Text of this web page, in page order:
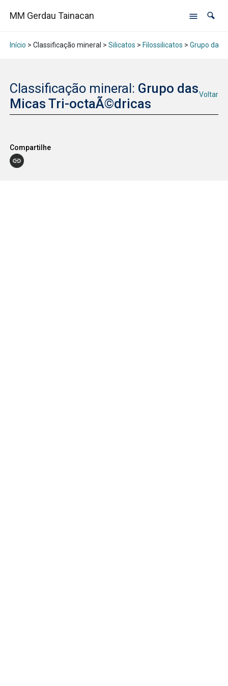
MM Gerdau Tainacan
Início > Classificação mineral > Silicatos > Filossilicatos > Grupo da
Classificação mineral: Grupo das
Micas Tri-octaÃ©dricas
Voltar
Compartilhe